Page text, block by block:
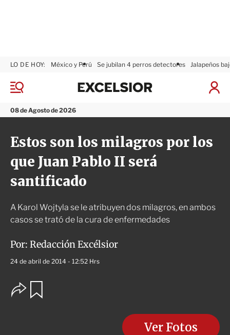
M
n
ú
08 de Agosto de 2026
LO DE HOY: México y Perú Se jubilan 4 perros detectores Jalapeños
I
n
x
l
i
o
r
Estos son los milagros por los
que Juan Pablo II será
santificado
A Karol Wojtyla se le atribuyen dos milagros, en ambos
casos se trató de la cura de enfermedades
Por: Redacción Excélsior
24 de abril de 2014 - 12:52 Hrs
O
p
Ver Fotos